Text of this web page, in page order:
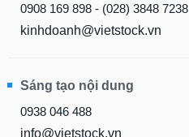
0908 169 898 - (028) 3848 7238
kinhdoanh@vietstock.vn
Sáng tạo nội dung
0938 046 488
info@vietstock.vn